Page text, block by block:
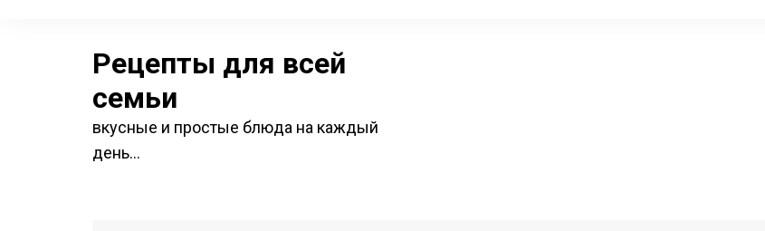
Рецепты для всей
семьи
вкусные и простые блюда на каждый
день…